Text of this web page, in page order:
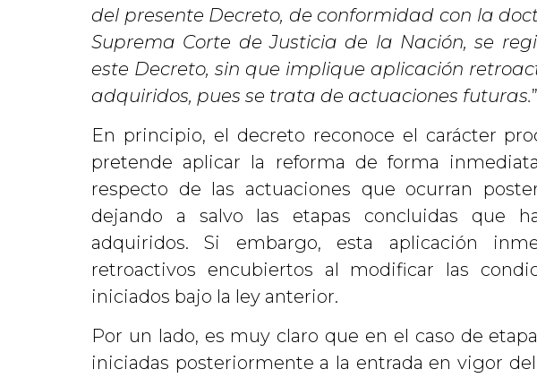
del presente Decreto, de conformidad con la
Suprema Corte de Justicia de la Nación, se
este Decreto, sin que implique aplicación
adquiridos, pues se trata de actuaciones futuras.”
En principio, el decreto reconoce el carácter
pretende aplicar la reforma de forma
respecto de las actuaciones que ocurran
dejando a salvo las etapas concluidas que
adquiridos. Si embargo, esta aplicación
retroactivos encubiertos al modificar las
iniciados bajo la ley anterior.
Por un lado, es muy claro que en el caso de
iniciadas posteriormente a la entrada en vigor